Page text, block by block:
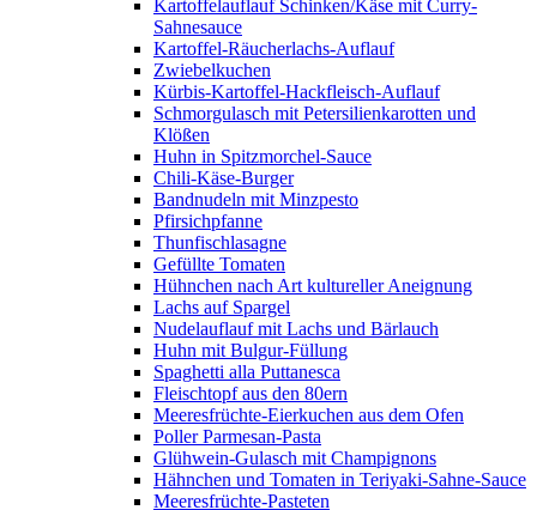
Kartoffelauflauf Schinken/Käse mit Curry-
Sahnesauce
Kartoffel-Räucherlachs-Auflauf
Zwiebelkuchen
Kürbis-Kartoffel-Hackfleisch-Auflauf
Schmorgulasch mit Petersilienkarotten und
Klößen
Huhn in Spitzmorchel-Sauce
Chili-Käse-Burger
Bandnudeln mit Minzpesto
Pfirsichpfanne
Thunfischlasagne
Gefüllte Tomaten
Hühnchen nach Art kultureller Aneignung
Lachs auf Spargel
Nudelauflauf mit Lachs und Bärlauch
Huhn mit Bulgur-Füllung
Spaghetti alla Puttanesca
Fleischtopf aus den 80ern
Meeresfrüchte-Eierkuchen aus dem Ofen
Poller Parmesan-Pasta
Glühwein-Gulasch mit Champignons
Hähnchen und Tomaten in Teriyaki-Sahne-Sauce
Meeresfrüchte-Pasteten